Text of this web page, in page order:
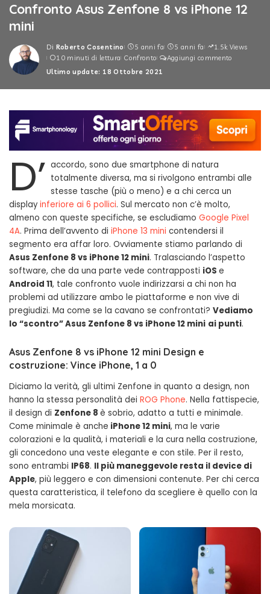
Confronto Asus Zenfone 8 vs iPhone 12
mini
Posted
by
Di Roberto Cosentino 5 anni fa 5 anni fa
1.5k Views
10 minuti di lettura Confronto
Aggiungi commento
Ultimo update: 18 Ottobre 2021
D’ accordo, sono due smartphone di natura
totalmente diversa, ma si rivolgono entrambi alle
stesse tasche (più o meno) e a chi cerca un
display inferiore ai 6 pollici. Sul mercato non c’è molto,
almeno con queste specifiche, se escludiamo Google Pixel
4A. Prima dell’avvento di iPhone 13 mini contendersi il
segmento era affar loro. Ovviamente stiamo parlando di
Asus Zenfone 8 vs iPhone 12 mini. Tralasciando l’aspetto
software, che da una parte vede contrapposti iOS e
Android 11, tale confronto vuole indirizzarsi a chi non ha
problemi ad utilizzare ambo le piattaforme e non vive di
pregiudizi. Ma come se la cavano se confrontati? Vediamo
lo “scontro” Asus Zenfone 8 vs iPhone 12 mini ai punti.
Asus Zenfone 8 vs iPhone 12 mini Design e
costruzione: Vince iPhone, 1 a 0
Diciamo la verità, gli ultimi Zenfone in quanto a design, non
hanno la stessa personalità dei ROG Phone. Nella fattispecie,
il design di Zenfone 8 è sobrio, adatto a tutti e minimale.
Come minimale è anche iPhone 12 mini, ma le varie
colorazioni e la qualità, i materiali e la cura nella costruzione,
gli concedono una veste elegante e con stile. Per il resto,
sono entrambi IP68. Il più maneggevole resta il device di
Apple, più leggero e con dimensioni contenute. Per chi cerca
questa caratteristica, il telefono da scegliere è quello con la
mela morsicata.